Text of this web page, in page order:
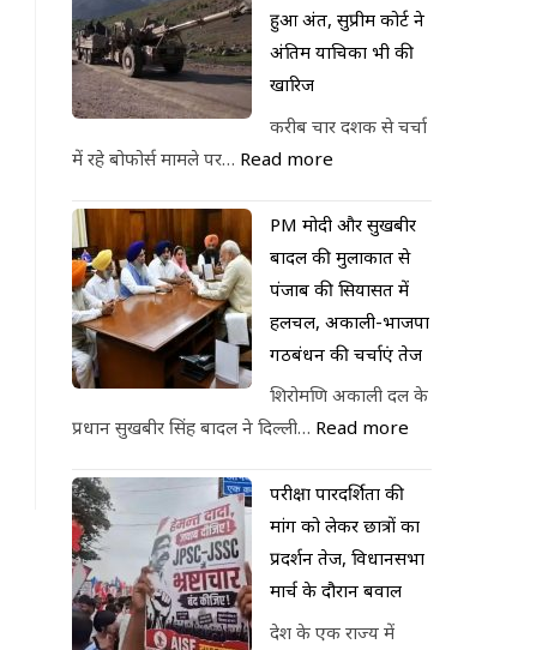
हुआ अंत, सुप्रीम कोर्ट ने
अंतिम याचिका भी की
खारिज
करीब चार दशक से चर्चा
में रहे बोफोर्स मामले पर… Read more
PM मोदी और सुखबीर
बादल की मुलाकात से
पंजाब की सियासत में
हलचल, अकाली-भाजपा
गठबंधन की चर्चाएं तेज
शिरोमणि अकाली दल के
प्रधान सुखबीर सिंह बादल ने दिल्ली… Read more
परीक्षा पारदर्शिता की
मांग को लेकर छात्रों का
प्रदर्शन तेज, विधानसभा
मार्च के दौरान बवाल
देश के एक राज्य में